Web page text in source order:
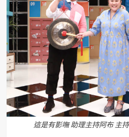
這是有影嘸 助理主持阿布 主